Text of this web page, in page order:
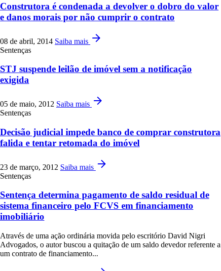
Construtora é condenada a devolver o dobro do valor
e danos morais por não cumprir o contrato
08 de abril, 2014 Saiba mais
Sentenças
STJ suspende leilão de imóvel sem a notificação
exigida
05 de maio, 2012 Saiba mais
Sentenças
Decisão judicial impede banco de comprar construtora
falida e tentar retomada do imóvel
23 de março, 2012 Saiba mais
Sentenças
Sentença determina pagamento de saldo residual de
sistema financeiro pelo FCVS em financiamento
imobiliário
Através de uma ação ordinária movida pelo escritório David Nigri
Advogados, o autor buscou a quitação de um saldo devedor referente a
um contrato de financiamento...